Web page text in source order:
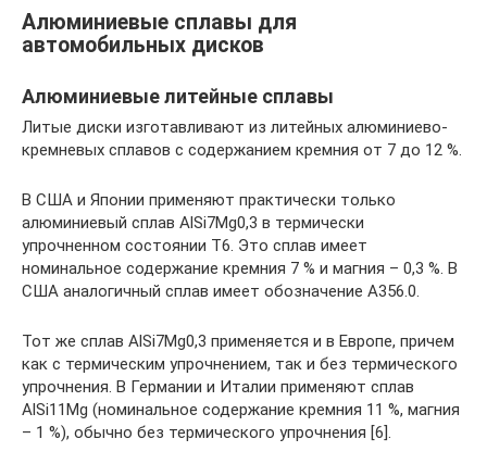
Алюминиевые сплавы для
автомобильных дисков
Алюминиевые литейные сплавы
Литые диски изготавливают из литейных алюминиево-
кремневых сплавов с содержанием кремния от 7 до 12 %.
В США и Японии применяют практически только
алюминиевый сплав AlSi7Mg0,3 в термически
упрочненном состоянии Т6. Это сплав имеет
номинальное содержание кремния 7 % и магния – 0,3 %. В
США аналогичный сплав имеет обозначение А356.0.
Тот же сплав AlSi7Mg0,3 применяется и в Европе, причем
как с термическим упрочнением, так и без термического
упрочнения. В Германии и Италии применяют сплав
AlSi11Mg (номинальное содержание кремния 11 %, магния
– 1 %), обычно без термического упрочнения [6].